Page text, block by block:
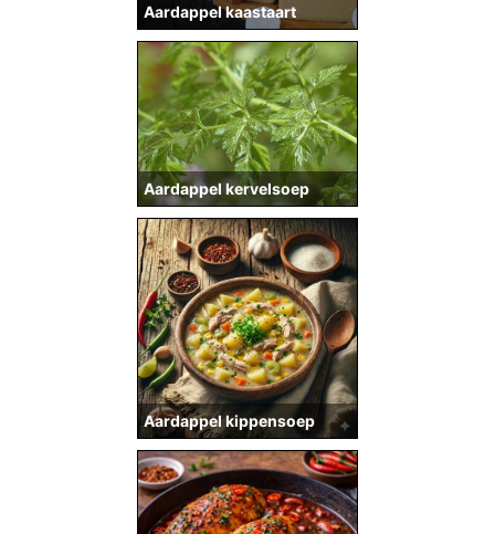
Aardappel kaastaart
Aardappel kervelsoep
Aardappel kippensoep